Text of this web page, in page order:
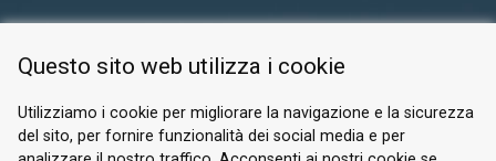
PRIVACY POLICY
Questo sito web utilizza i cookie
Utilizziamo i cookie per migliorare la navigazione e la sicurezza
del sito, per fornire funzionalità dei social media e per